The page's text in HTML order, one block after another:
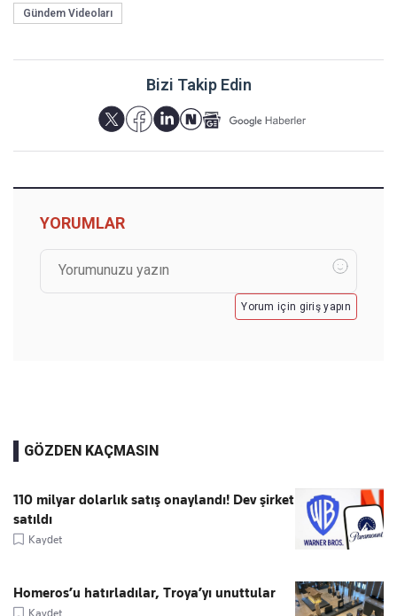
Gündem Videoları
Bizi Takip Edin
YORUMLAR
Yorum için giriş yapın
GÖZDEN KAÇMASIN
110 milyar dolarlık satış onaylandı! Dev şirket
satıldı
Kaydet
Homeros’u hatırladılar, Troya’yı unuttular
Kaydet